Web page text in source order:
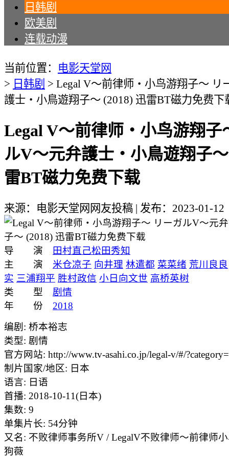
日韩剧
欧美剧
连载动漫
当前位置： 电影天堂网
> 日韩剧 > Legal V～前律师・小鸟游翔子～ リ
護士・小鳥遊翔子～ (2018) 迅雷BT磁力免费下
Legal V～前律师・小鸟游翔子
ルV～元弁護士・小鳥遊翔子
雷BT磁力免费下载
来源：电影天堂网网友投稿 | 发布：2023-01-12
导 演 田村直己松田秀知
主 演 米仓凉子 向井理 林遣都 菜菜绪 荒川良良
实 三浦翔平 胜村政信 小日向文世 高桥英树
类 型 剧情
年 份 2018
编剧: 桥本裕志
类型: 剧情
官方网站: http://www.tv-asahi.co.jp/legal-v/#/
制片国家/地区: 日本
语言: 日语
首播: 2018-10-11(日本)
集数: 9
单集片长: 54分钟
又名: 不败律师事务所V / LegalV不败律师～前律师
狗薇